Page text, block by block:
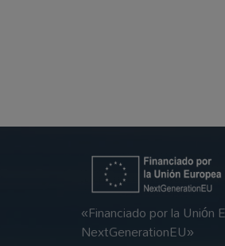
«Financiado por la Unión
NextGenerationEU»